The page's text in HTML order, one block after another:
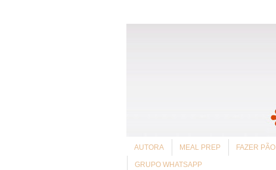
AUTORA MEAL PREP FAZER PÃO
GRUPO WHATSAPP